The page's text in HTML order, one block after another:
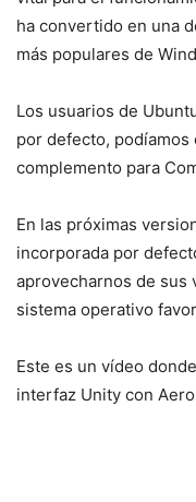
ha convertido en una
más populares de
Los usuarios de
por defecto,
complemento para
En las próximas
incorporada por
aprovecharnos de sus
sistema operativo
Este es un vídeo
interfaz Unity con